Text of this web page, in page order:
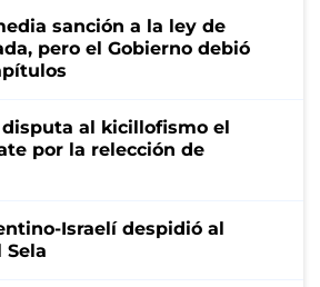
sanción a la ley de
pero el Gobierno debió
al kicillofismo el
por la relección de
Israelí despidió al
Sela